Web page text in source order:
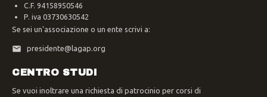
C.F. 94158950546
P. iva 03730630542
Se sei un'associazione o un ente scrivi a:
presidente@lagap.org
CENTRO STUDI
Se vuoi inoltrare una richiesta di patrocinio per corsi di